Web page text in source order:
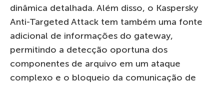
dinâmica detalhada. Além disso, o Kaspersky
Anti-Targeted Attack tem também uma fonte
adicional de informações do gateway,
permitindo a detecção oportuna dos
componentes de arquivo em um ataque
complexo e o bloqueio da comunicação de